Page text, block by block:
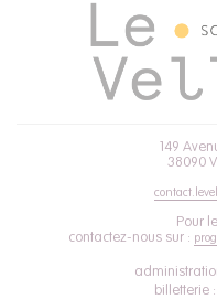
149
38090
Pour
contactez-nous sur :
billetterie :